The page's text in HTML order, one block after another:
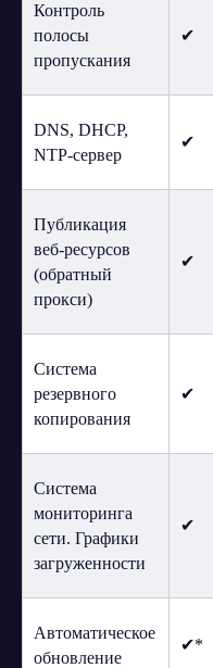
Контроль
полосы
пропускания
✔
DNS, DHCP,
NTP-сервер
✔
Публикация
веб-ресурсов
(обратный
прокси)
✔
Система
резервного
копирования
✔
Система
мониторинга
сети. Графики
загруженности
✔
Автоматическое
обновление
✔*